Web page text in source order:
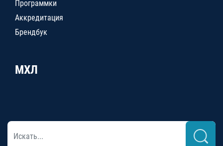
Программки
Аккредитация
Брендбук
МХЛ